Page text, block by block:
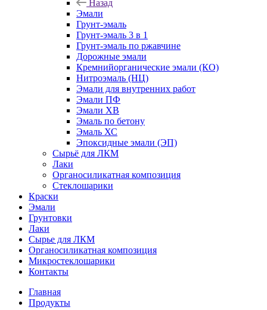
Назад
Эмали
Грунт-эмаль
Грунт-эмаль 3 в 1
Грунт-эмаль по ржавчине
Дорожные эмали
Кремнийорганические эмали (КО)
Нитроэмаль (НЦ)
Эмали для внутренних работ
Эмали ПФ
Эмали ХВ
Эмаль по бетону
Эмаль ХС
Эпоксидные эмали (ЭП)
Сырьё для ЛКМ
Лаки
Органосиликатная композиция
Стеклошарики
Краски
Эмали
Грунтовки
Лаки
Сырье для ЛКМ
Органосиликатная композиция
Микростеклошарики
Контакты
Главная
Продукты